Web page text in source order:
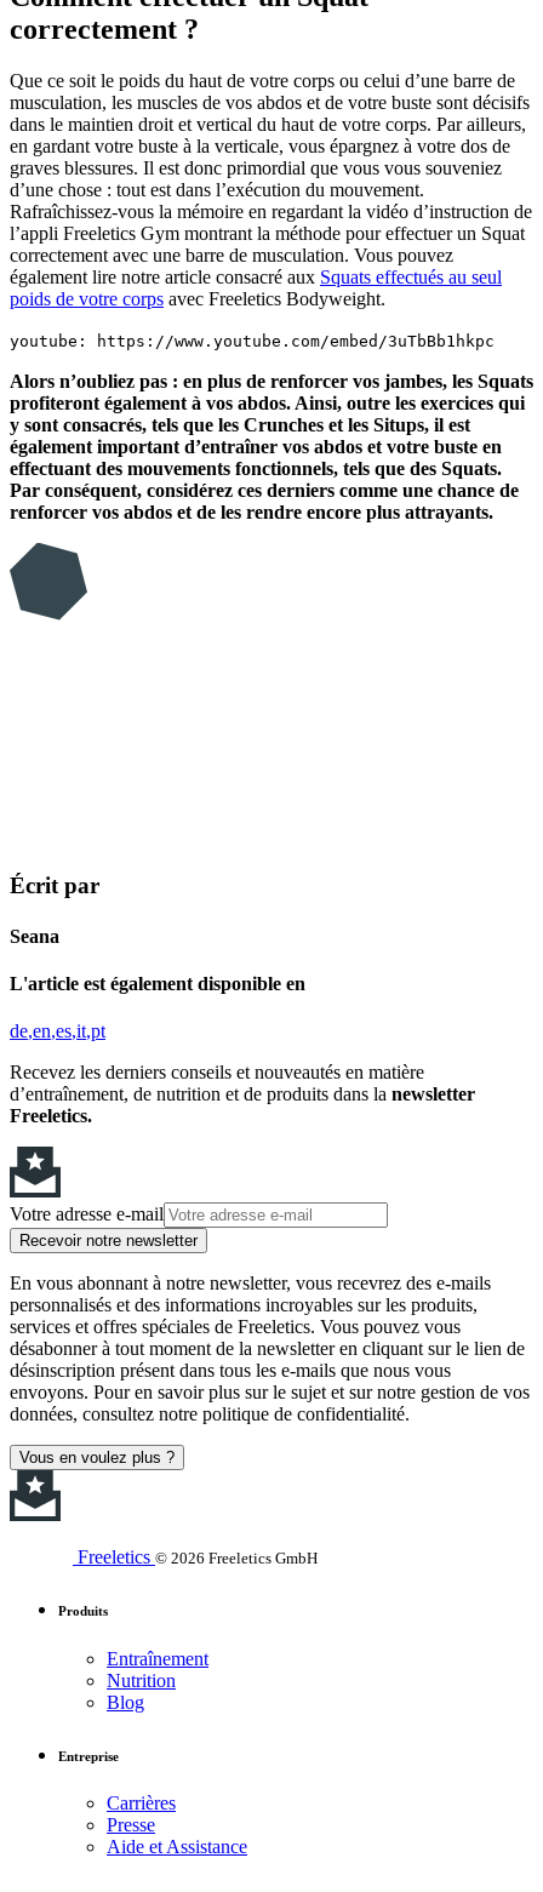
correctement ?
Que ce soit le poids du haut de votre corps ou celui d’une barre de
musculation, les muscles de vos abdos et de votre buste sont décisifs
dans le maintien droit et vertical du haut de votre corps. Par ailleurs,
en gardant votre buste à la verticale, vous épargnez à votre dos de
graves blessures. Il est donc primordial que vous vous souveniez
d’une chose : tout est dans l’exécution du mouvement.
Rafraîchissez-vous la mémoire en regardant la vidéo d’instruction de
l’appli Freeletics Gym montrant la méthode pour effectuer un Squat
correctement avec une barre de musculation. Vous pouvez
également lire notre article consacré aux Squats effectués au seul
poids de votre corps avec Freeletics Bodyweight.
youtube: https://www.youtube.com/embed/3uTbBb1hkpc
Alors n’oubliez pas : en plus de renforcer vos jambes, les Squats
profiteront également à vos abdos. Ainsi, outre les exercices qui
y sont consacrés, tels que les Crunches et les Situps, il est
également important d’entraîner vos abdos et votre buste en
effectuant des mouvements fonctionnels, tels que des Squats.
Par conséquent, considérez ces derniers comme une chance de
renforcer vos abdos et de les rendre encore plus attrayants.
Écrit par
Seana
L'article est également disponible en
de en es it pt
Recevez les derniers conseils et nouveautés en matière
d’entraînement, de nutrition et de produits dans la newsletter
Freeletics.
Votre adresse e-mail
Recevoir notre newsletter
En vous abonnant à notre newsletter, vous recevrez des e-mails
personnalisés et des informations incroyables sur les produits,
services et offres spéciales de Freeletics. Vous pouvez vous
désabonner à tout moment de la newsletter en cliquant sur le lien de
désinscription présent dans tous les e-mails que nous vous
envoyons. Pour en savoir plus sur le sujet et sur notre gestion de vos
données, consultez notre politique de confidentialité.
Vous en voulez plus ?
Freeletics © 2026 Freeletics GmbH
Produits
Entraînement
Nutrition
Blog
Entreprise
Carrières
Presse
Aide et Assistance